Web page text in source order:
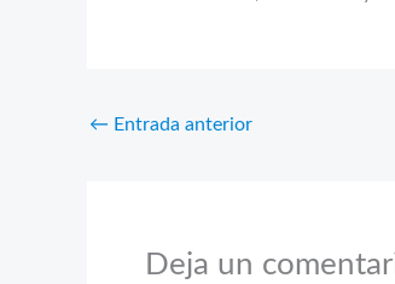
← Entrada anterior
Deja un